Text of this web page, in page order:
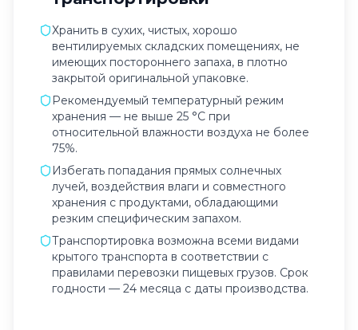
Хранить в сухих, чистых, хорошо
вентилируемых складских помещениях, не
имеющих постороннего запаха, в плотно
закрытой оригинальной упаковке.
Рекомендуемый температурный режим
хранения — не выше 25 °C при
относительной влажности воздуха не более
75%.
Избегать попадания прямых солнечных
лучей, воздействия влаги и совместного
хранения с продуктами, обладающими
резким специфическим запахом.
Транспортировка возможна всеми видами
крытого транспорта в соответствии с
правилами перевозки пищевых грузов. Срок
годности — 24 месяца с даты производства.